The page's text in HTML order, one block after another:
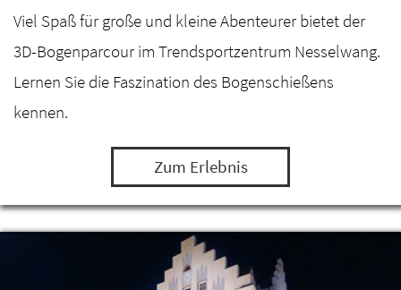
Viel Spaß für große und kleine Abenteurer bietet der
3D-Bogenparcour im Trendsportzentrum Nesselwang.
Lernen Sie die Faszination des Bogenschießens
kennen.
Zum Erlebnis